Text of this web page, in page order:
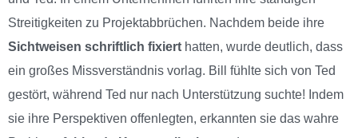
Streitigkeiten zu Projektabbrüchen. Nachdem beide ihre
Sichtweisen schriftlich fixiert hatten, wurde deutlich, dass
ein großes Missverständnis vorlag. Bill fühlte sich von Ted
gestört, während Ted nur nach Unterstützung suchte! Indem
sie ihre Perspektiven offenlegten, erkannten sie das wahre